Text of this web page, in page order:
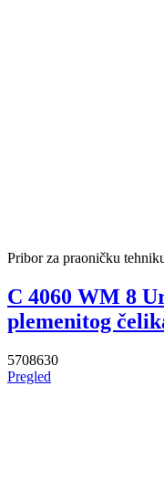
Pribor za praoničku
C 4060 WM 8
plemenitog
5708630
Pregled